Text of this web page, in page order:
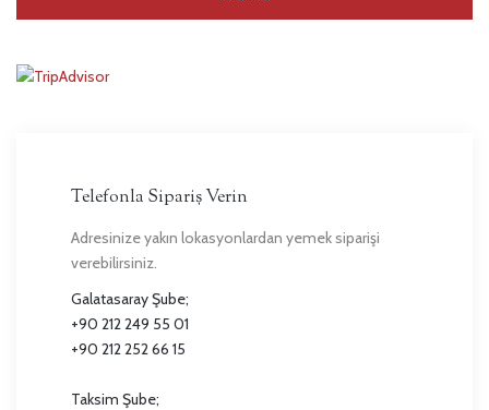
Telefonla Sipariş Verin
Adresinize yakın lokasyonlardan yemek siparişi
verebilirsiniz.
Galatasaray Şube;
+90 212 249 55 01
+90 212 252 66 15
Taksim Şube;